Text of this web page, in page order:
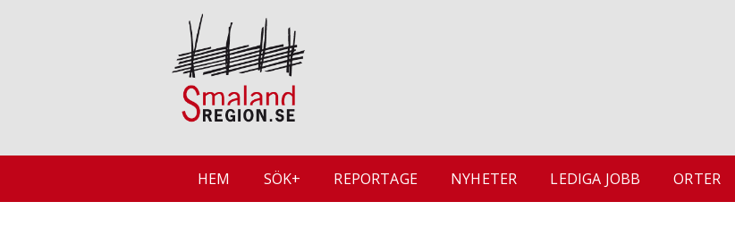
HEM SÖK+ REPORTAGE NYHETER LEDIGA JOBB ORTER